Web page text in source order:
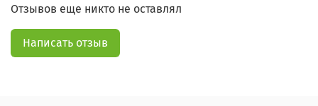
Отзывов еще никто не оставлял
Написать отзыв